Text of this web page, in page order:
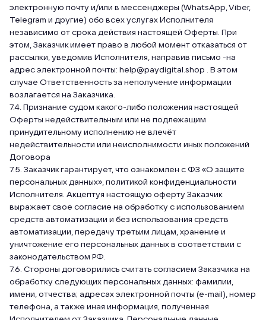
электронную почту и/или в мессенджеры (WhatsApp, Viber,
Telegram и другие) обо всех услугах Исполнителя
независимо от срока действия настоящей Оферты. При
этом, Заказчик имеет право в любой момент отказаться от
рассылки, уведомив Исполнителя, направив письмо -на
адрес электронной почты: help@paydigital.shop . В этом
случае Ответственность за неполучение информации
возлагается на Заказчика.
7.4. Признание судом какого-либо положения настоящей
Оферты недействительным или не подлежащим
принудительному исполнению не влечёт
недействительности или неисполнимости иных положений
Договора
7.5. Заказчик гарантирует, что ознакомлен с ФЗ «О защите
персональных данных», политикой конфиденциальности
Исполнителя. Акцептуя настоящую оферту Заказчик
выражает свое согласие на обработку с использованием
средств автоматизации и без использования средств
автоматизации, передачу третьим лицам, хранение и
уничтожение его персональных данных в соответствии с
законодательством РФ.
7.6. Стороны договорились считать согласием Заказчика на
обработку следующих персональных данных: фамилии,
имени, отчества; адресах электронной почты (е-mail), номер
телефона, а также иная информация, полученная